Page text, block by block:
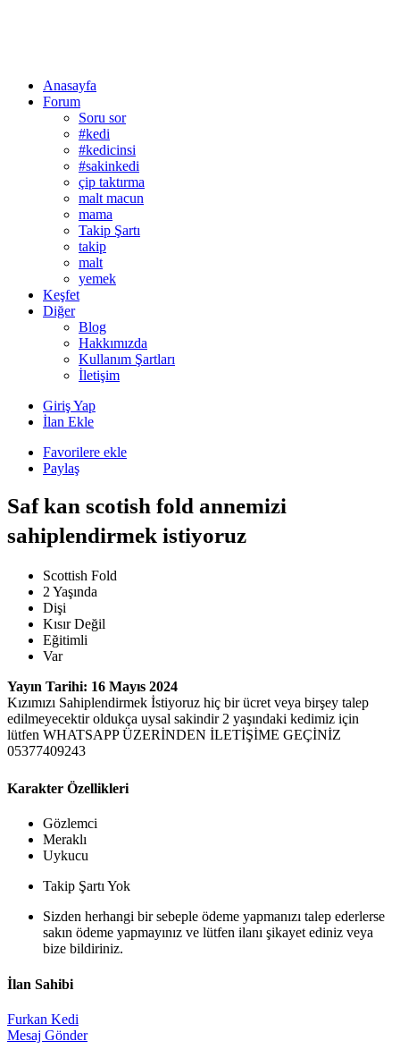
Anasayfa
Forum
Soru sor
#kedi
#kedicinsi
#sakinkedi
çip taktırma
malt macun
mama
Takip Şartı
takip
malt
yemek
Keşfet
Diğer
Blog
Hakkımızda
Kullanım Şartları
İletişim
Giriş Yap
İlan Ekle
Favorilere ekle
Paylaş
Saf kan scotish fold annemizi
sahiplendirmek istiyoruz
Scottish Fold
2 Yaşında
Dişi
Kısır Değil
Eğitimli
Var
Yayın Tarihi: 16 Mayıs 2024
Kızımızı Sahiplendirmek İstiyoruz hiç bir ücret veya birşey talep
edilmeyecektir oldukça uysal sakindir 2 yaşındaki kedimiz için
lütfen WHATSAPP ÜZERİNDEN İLETİŞİME GEÇİNİZ
05377409243
Karakter Özellikleri
Gözlemci
Meraklı
Uykucu
Takip Şartı Yok
Sizden herhangi bir sebeple ödeme yapmanızı talep ederlerse
sakın ödeme yapmayınız ve lütfen ilanı şikayet ediniz veya
bize bildiriniz.
İlan Sahibi
Furkan Kedi
Mesaj Gönder